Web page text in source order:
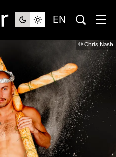
EN
© Chris Nash